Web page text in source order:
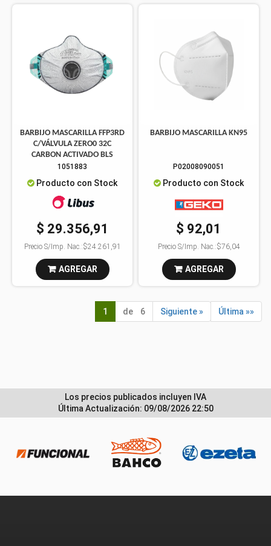
BARBIJO MASCARILLA FFP3RD
C/VÁLVULA ZERO0 32C
CARBON ACTIVADO BLS
1051883
Producto con Stock
$ 29.356,91
Precio S/Imp. Nac.:$24.261,91
AGREGAR
BARBIJO MASCARILLA KN95
P02008090051
Producto con Stock
$ 92,01
Precio S/Imp. Nac.:$76,04
AGREGAR
1 de 6 Siguiente » Última »»
Los precios publicados incluyen IVA
Última Actualización: 09/08/2026 22:50